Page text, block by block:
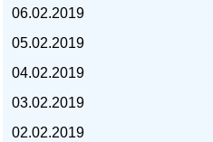
06.02.2019
05.02.2019
04.02.2019
03.02.2019
02.02.2019